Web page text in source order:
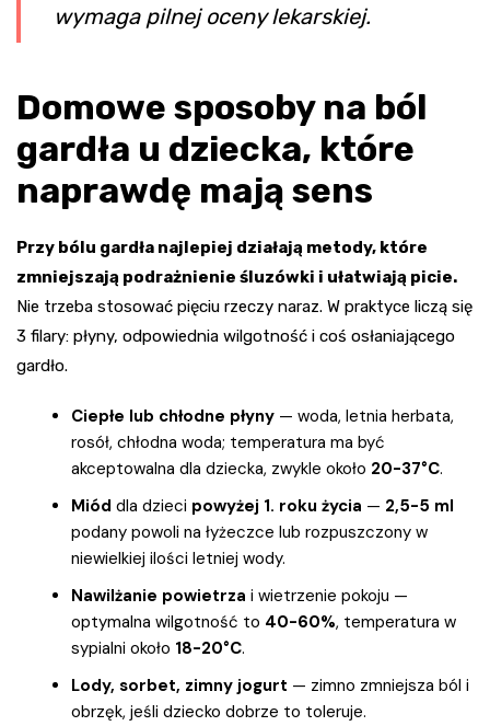
wymaga pilnej oceny lekarskiej.
Domowe sposoby na ból
gardła u dziecka, które
naprawdę mają sens
Przy bólu gardła najlepiej działają metody, które
zmniejszają podrażnienie śluzówki i ułatwiają picie.
Nie trzeba stosować pięciu rzeczy naraz. W praktyce liczą się
3 filary: płyny, odpowiednia wilgotność i coś osłaniającego
gardło.
Ciepłe lub chłodne płyny — woda, letnia herbata,
rosół, chłodna woda; temperatura ma być
akceptowalna dla dziecka, zwykle około 20-37°C.
Miód dla dzieci powyżej 1. roku życia — 2,5-5 ml
podany powoli na łyżeczce lub rozpuszczony w
niewielkiej ilości letniej wody.
Nawilżanie powietrza i wietrzenie pokoju —
optymalna wilgotność to 40-60%, temperatura w
sypialni około 18-20°C.
Lody, sorbet, zimny jogurt — zimno zmniejsza ból i
obrzęk, jeśli dziecko dobrze to toleruje.